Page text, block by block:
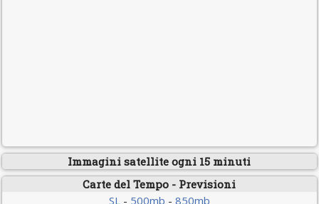
Immagini satellite ogni 15 minuti
Carte del Tempo - Previsioni
SL- 500mb - 850mb